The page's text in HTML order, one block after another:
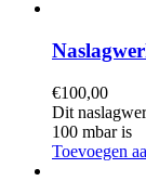
€100,00
Dit
100 mbar is
Toevoegen